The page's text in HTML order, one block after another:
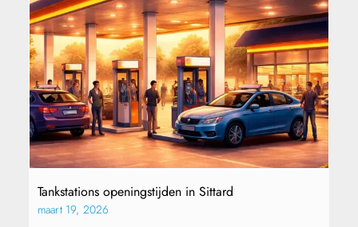
Tankstations openingstijden in Sittard
maart 19, 2026